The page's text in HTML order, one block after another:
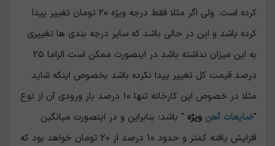
کرده است. ولی اگر مثلا فقط درجه ویژه 20 تومان تغییر پیدا
کرده باشد و این در حالی باشد که سایر درجه بندی ها تغییری
به این میزان نداشته باشد در اینصورت ممکن است الزاما 25
درصد قیمت کل تغییر پیدا نکرده باشد بخصوص اینکه شاید
مثلا در خصوص این کارخانه تنها 10 درصد بار ورودی آن از نوع
"ضایعات آهن ویژه " باشد؛ بنابراین و در اینصورت میانگین
افزایش یافته کمتر و حدود 10 درصد از 20 تومان خواهد بود که